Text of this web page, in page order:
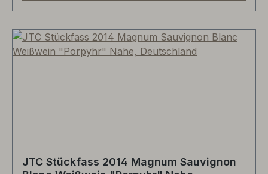
JTC Stückfass 2014 Magnum Sauvignon